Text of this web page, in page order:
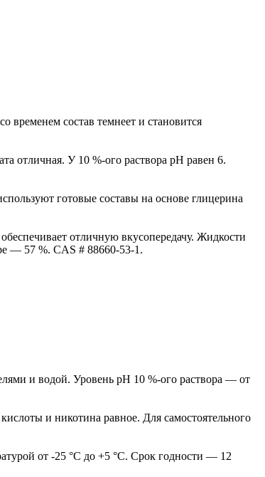
временем состав темнеет и становится
отличная. У 10 %-ого раствора pH равен 6.
готовые составы на основе глицерина
отличную вкусопередачу. Жидкости
— 57 %. CAS # 88660-53-1.
и водой. Уровень pH 10 %-ого раствора — от
и никотина равное. Для самостоятельного
от -25 °C до +5 °C. Срок годности — 12